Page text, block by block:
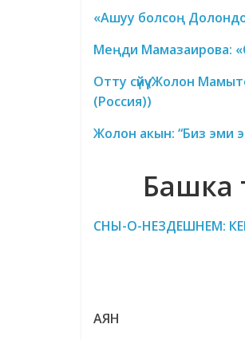
«Ашуу болсоң
Меңди
Отту сүйүү(Жолон
(Россия))
Жолон акын: “Биз эми
Башка
CНЫ-О-НЕЗДЕШНЕМ:
АЯН